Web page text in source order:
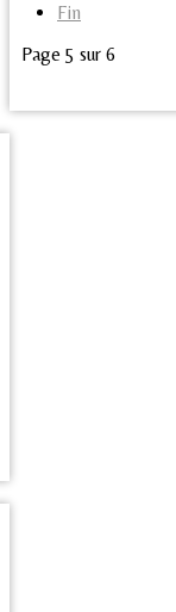
Fin
Page 5 sur 6